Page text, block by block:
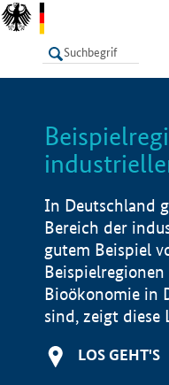
LISTE
In Deutschland
Bereich der
gutem Beispiel
Bioökonomie in
sind, zeigt diese
LOS GEHT'S